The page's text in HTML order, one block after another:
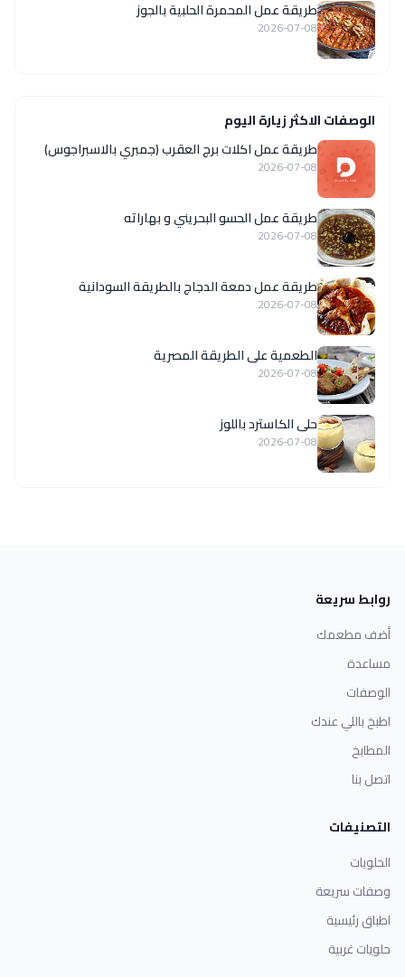
طريقة عمل المحمرة الحلبية بالجوز
2026-07-08
الوصفات الاكثر زيارة اليوم
طريقة عمل اكلات برج العقرب (جمبري بالاسبراجوس)
2026-07-08
طريقة عمل الحسو البحريني و بهاراته
2026-07-08
طريقة عمل دمعة الدجاج بالطريقة السودانية
2026-07-08
الطعمية على الطريقة المصرية
2026-07-08
حلى الكاسترد باللوز
2026-07-08
روابط سريعة
أضف مطعمك
مساعدة
الوصفات
اطبخ باللي عندك
المطابخ
اتصل بنا
التصنيفات
الحلويات
وصفات سريعة
اطباق رئيسية
حلويات غربية